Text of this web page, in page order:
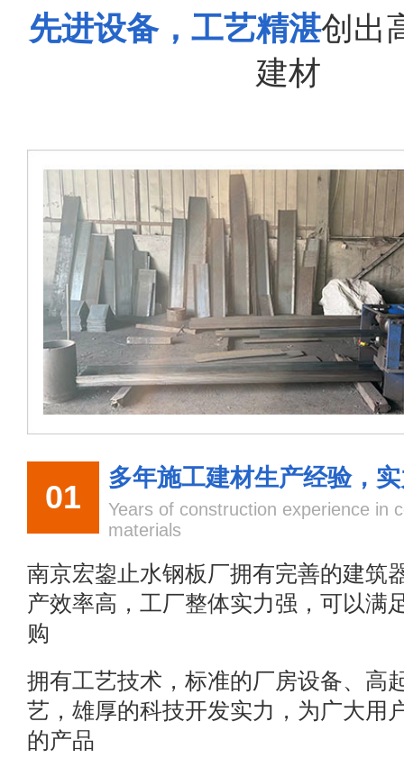
先进设备，工艺精湛创出
建材
01
多年施工建材生产经验，
Years of construction experience in
materials
南京宏鋆止水钢板厂拥有完善的建筑
产效率高，工厂整体实力强，可以满
购
拥有工艺技术，标准的厂房设备、高
艺，雄厚的科技开发实力，为广大用
的产品